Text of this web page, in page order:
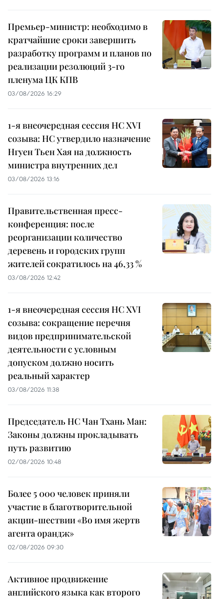
Премьер-министр: необходимо в
кратчайшие сроки завершить
разработку программ и планов по
реализации резолюций 3-го
пленума ЦК КПВ
03/08/2026 16:29
1-я внеочередная сессия НС XVI
созыва: НС утвердило назначение
Нгуен Тьен Хая на должность
министра внутренних дел
03/08/2026 13:16
Правительственная пресс-
конференция: после
реорганизации количество
деревень и городских групп
жителей сократилось на 46,33 %
03/08/2026 12:42
1-я внеочередная сессия НС XVI
созыва: сокращение перечня
видов предпринимательской
деятельности с условным
допуском должно носить
реальный характер
03/08/2026 11:38
Председатель НС Чан Тхань Ман:
Законы должны прокладывать
путь развитию
02/08/2026 10:48
Более 5 000 человек приняли
участие в благотворительной
акции-шествии «Во имя жертв
агента орандж»
02/08/2026 09:30
Активное продвижение
английского языка как второго